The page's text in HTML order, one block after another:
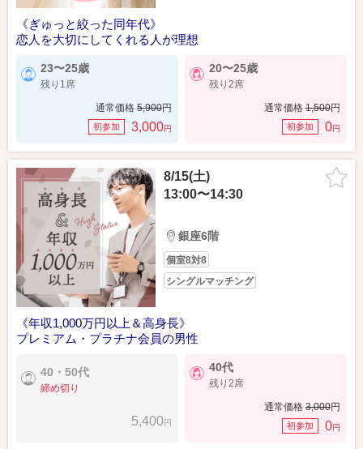
《ぎゅっと絞った同年代》
恋人を大切にしてくれる人が理想
23〜25歳
残り1席
通常価格 5,900円
初参加 3,000円
20〜25歳
残り2席
通常価格 1,500円
初参加 0円
8/15(土)
13:00〜14:30
銀座6階
個室8対8
シングルマッチング
《年収1,000万円以上＆高身長》
プレミアム・プラチナ会員の男性
40・50代
締め切り
5,400円
40代
残り2席
通常価格 3,000円
初参加 0円